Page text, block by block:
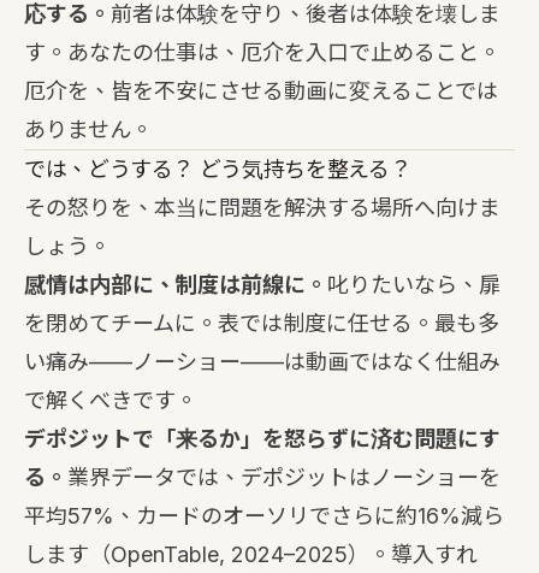
応する。 前者は体験を守り、後者は体験を壊しま
す。あなたの仕事は、厄介を入口で止めること。
厄介を、皆を不安にさせる動画に変えることでは
ありません。
では、どうする？ どう気持ちを整える？
その怒りを、本当に問題を解決する場所へ向けま
しょう。
感情は内部に、制度は前線に。 叱りたいなら、扉
を閉めてチームに。表では制度に任せる。最も多
い痛み——ノーショー——は動画ではなく仕組み
で解くべきです。
デポジットで「来るか」を怒らずに済む問題にす
る。 業界データでは、デポジットはノーショーを
平均57%、カードのオーソリでさらに約16%減ら
します（OpenTable, 2024–2025）。導入すれ